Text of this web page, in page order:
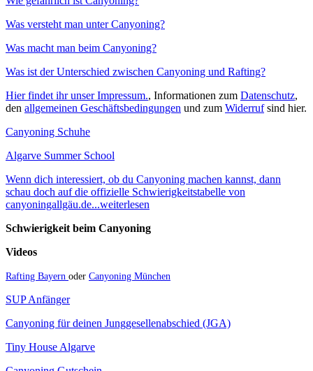
Was versteht man unter Canyoning?
Was macht man beim Canyoning?
Was ist der Unterschied zwischen Canyoning und Rafting?
Hier findet ihr unser Impressum., Informationen zum Datenschutz,
den allgemeinen Geschäftsbedingungen und zum Widerrufsind hier.
Canyoning Schuhe
Algarve Summer School
Wenn dich interessiert, ob du Canyoning machen kannst, dann
schau doch auf die offizielle Schwierigkeitstabelle von
canyoningallgäu.de...weiterlesen
Schwierigkeit beim Canyoning
Videos
Rafting Bayern oder Canyoning München
SUP Anfänger
Canyoning für deinen Junggesellenabschied (JGA)
Tiny House Algarve